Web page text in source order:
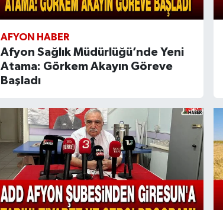
AFYON HABER
Afyon Sağlık Müdürlüğü’nde Yeni
Atama: Görkem Akayın Göreve
Başladı